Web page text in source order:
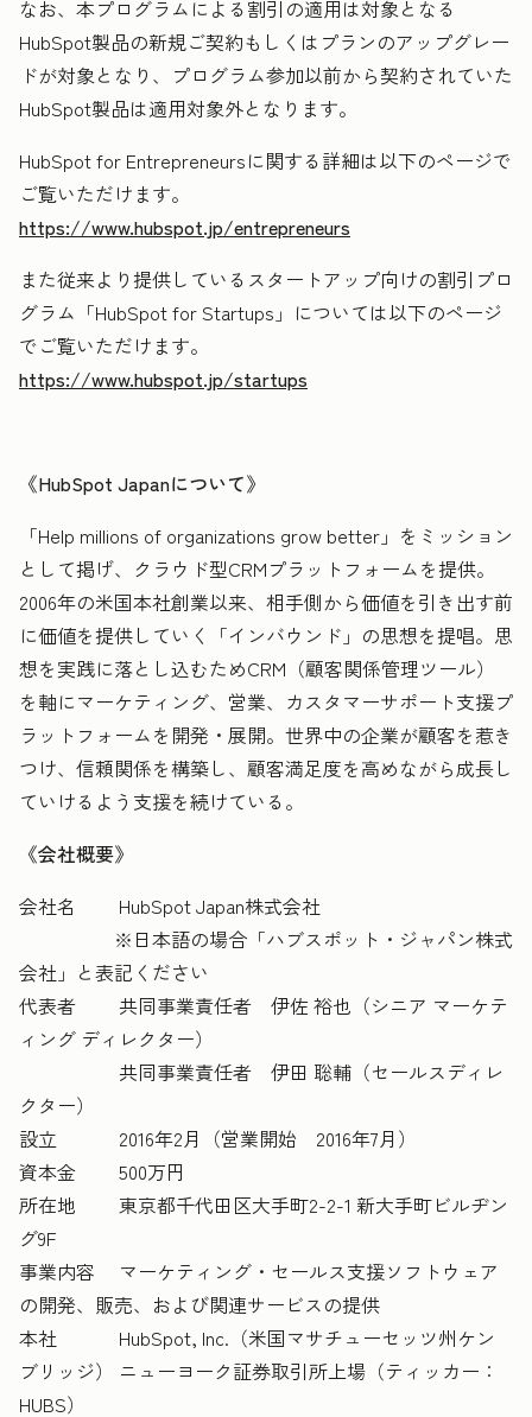
なお、本プログラムによる割引の適用は対象となる
HubSpot製品の新規ご契約もしくはプランのアップグレー
ドが対象となり、プログラム参加以前から契約されていた
HubSpot製品は適用対象外となります。
HubSpot for Entrepreneursに関する詳細は以下のページで
ご覧いただけます。
https://www.hubspot.jp/entrepreneurs
また従来より提供しているスタートアップ向けの割引プロ
グラム「HubSpot for Startups」については以下のページ
でご覧いただけます。
https://www.hubspot.jp/startups
《HubSpot Japanについて》
「Help millions of organizations grow better」をミッション
として掲げ、クラウド型CRMプラットフォームを提供。
2006年の米国本社創業以来、相手側から価値を引き出す前
に価値を提供していく「インバウンド」の思想を提唱。思
想を実践に落とし込むためCRM（顧客関係管理ツール）
を軸にマーケティング、営業、カスタマーサポート支援プ
ラットフォームを開発・展開。世界中の企業が顧客を惹き
つけ、信頼関係を構築し、顧客満足度を高めながら成長し
ていけるよう支援を続けている。
《会社概要》
会社名 HubSpot Japan株式会社
※日本語の場合「ハブスポット・ジャパン株式
会社」と表記ください
代表者 共同事業責任者 伊佐 裕也（シニア マーケテ
ィング ディレクター）
共同事業責任者 伊田 聡輔（セールスディレ
クター）
設立 2016年2月（営業開始 2016年7月）
資本金 500万円
所在地 東京都千代田区大手町2-2-1 新大手町ビルヂン
グ9F
事業内容 マーケティング・セールス支援ソフトウェア
の開発、販売、および関連サービスの提供
本社 HubSpot, Inc.（米国マサチューセッツ州ケン
ブリッジ） ニューヨーク証券取引所上場（ティッカー：
HUBS）